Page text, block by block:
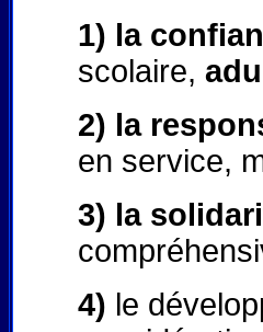
1) la
scolaire,
2) la
en service,
3) la
4) le